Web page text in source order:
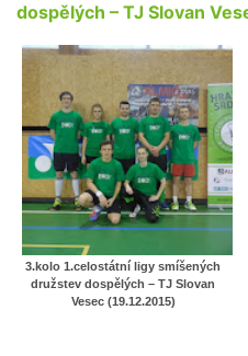
dospělých – TJ Slovan
3.kolo 1.celostátní ligy smíšených
družstev dospělých – TJ Slovan
Vesec (19.12.2015)